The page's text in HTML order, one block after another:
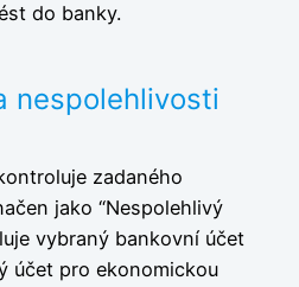
do banky.
nespolehlivosti
zadaného
jako “Nespolehlivý
vybraný bankovní účet
účet pro ekonomickou